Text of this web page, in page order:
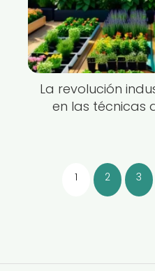
La revolución
en las técnicas
1 2 3